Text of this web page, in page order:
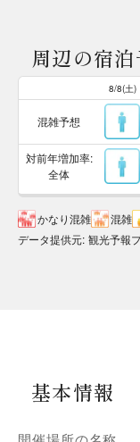
周辺の宿
8/8(土)
混雑予想
対前年増加率:
全体
かなり混雑 混雑
データ提供元: 観光予報
基本情報